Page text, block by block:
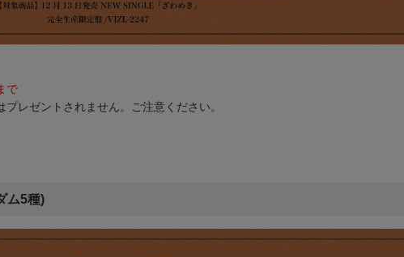
で
レゼントされません。ご注意ください。
ム5種)